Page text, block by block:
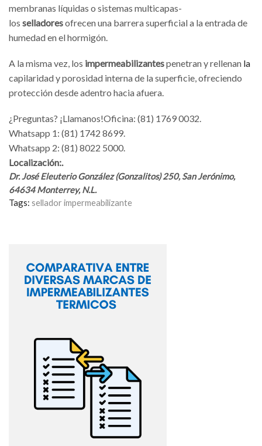
membranas líquidas o sistemas multicapas-
los selladoresofrecen una barrera superficial a la entrada de
humedad en el hormigón.
A la misma vez, los impermeabilizantespenetran y rellenan la
capilaridad y porosidad interna de la superficie, ofreciendo
protección desde adentro hacia afuera.
¿Preguntas? ¡Llamanos!Oficina: (81) 1769 0032.
Whatsapp 1: (81) 1742 8699.
Whatsapp 2: (81) 8022 5000.
Localización:.
Dr. José Eleuterio González (Gonzalitos) 250, San Jerónimo,
64634 Monterrey, N.L.
Tags: sellador impermeabilizante